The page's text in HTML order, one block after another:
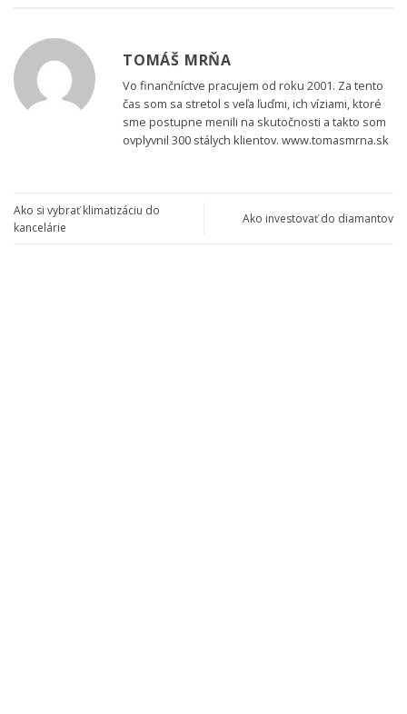
TOMÁŠ MRŇA
Vo finančníctve pracujem od roku 2001. Za tento
čas som sa stretol s veľa ľuďmi, ich víziami, ktoré
sme postupne menili na skutočnosti a takto som
ovplyvnil 300 stálych klientov. www.tomasmrna.sk
Ako si vybrať klimatizáciu do
kancelárie
Ako investovať do diamantov